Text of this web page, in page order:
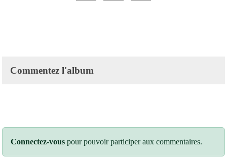
Commentez l'album
Connectez-vous pour pouvoir participer aux commentaires.